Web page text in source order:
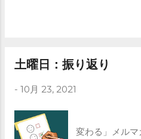
その結果が子
human.com/
土曜日：振り返り
- 10月 23, 2021
「親が
変わる」メル